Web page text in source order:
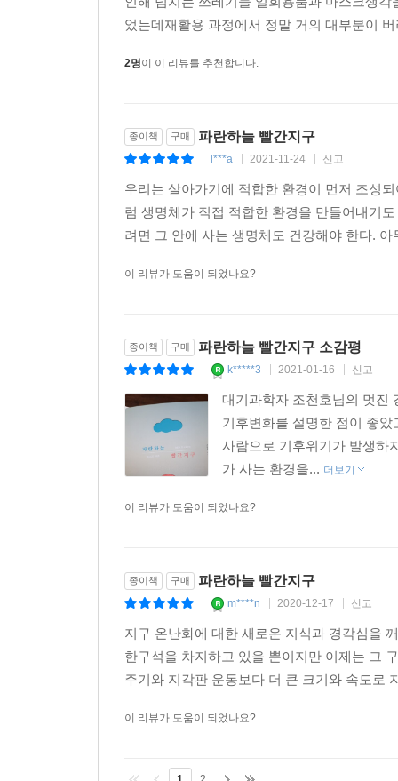
예상했다. 그 예로 21세기 들어 최악의 인종 청소
집단 간의 갈등은, 겉으로 봤을 때는 인종전쟁이
지금까지 일어난 환경 파괴나 재난은 지역적인
러시아에는 가뭄이 찾아왔고, 러시아 정부는 밀
대규모 폭동이 일어났다. 기후변화는 단순히 자
상대적으로 그 영향이 크지 않지만, 우리도 거대
었는데재활용 과정에서 정말 거의 대부분이
2명이 이 리뷰를 추천합니다.
종이책 구매 파란하늘 빨간지구
l***a 2021-11-24 신고
우리는 살아가기에 적합한 환경이 먼저 조성
럼 생명체가 직접 적합한 환경을 만들어내기
려면 그 안에 사는 생명체도 건강해야 한다.
이 리뷰가 도움이 되었나요?
종이책 구매 파란하늘 빨간지구 소감평
k*****3 2021-01-16 신고
대기과학자 조천호님의 멋진
기후변화를 설명한 점이 좋
사람으로 기후위기가 발생하
가 사는 환경을... 더보기
이 리뷰가 도움이 되었나요?
종이책 구매 파란하늘 빨간지구
m****n 2020-12-17 신고
지구 온난화에 대한 새로운 지식과 경각심을
한구석을 차지하고 있을 뿐이지만 이제는 그
주기와 지각판 운동보다 더 큰 크기와 속도로
이 리뷰가 도움이 되었나요?